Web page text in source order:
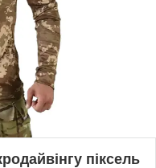
піксель